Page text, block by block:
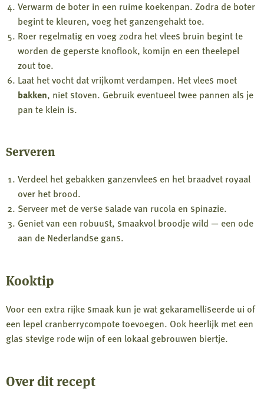
Verwarm de boter in een ruime koekenpan. Zodra de boter
begint te kleuren, voeg het ganzengehakt toe.
Roer regelmatig en voeg zodra het vlees bruin begint te
worden de geperste knoflook, komijn en een theelepel
zout toe.
Laat het vocht dat vrijkomt verdampen. Het vlees moet
bakken, niet stoven. Gebruik eventueel twee pannen als je
pan te klein is.
Serveren
Verdeel het gebakken ganzenvlees en het braadvet royaal
over het brood.
Serveer met de verse salade van rucola en spinazie.
Geniet van een robuust, smaakvol broodje wild — een ode
aan de Nederlandse gans.
Kooktip
Voor een extra rijke smaak kun je wat gekaramelliseerde ui of
een lepel cranberrycompote toevoegen. Ook heerlijk met een
glas stevige rode wijn of een lokaal gebrouwen biertje.
Over dit recept